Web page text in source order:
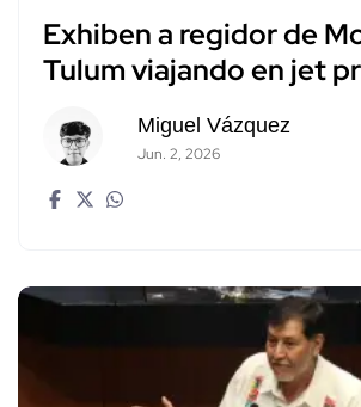
Exhiben a regidor de
Tulum viajando en jet
Miguel Vázquez
Jun. 2, 2026